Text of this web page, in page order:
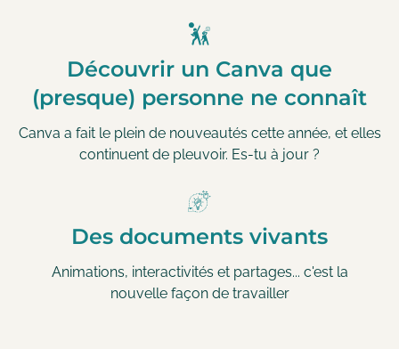
Découvrir un Canva que
(presque) personne ne connaît
Canva a fait le plein de nouveautés cette année, et elles
continuent de pleuvoir. Es-tu à jour ?
Des documents vivants
Animations, interactivités et partages... c'est la
nouvelle façon de travailler